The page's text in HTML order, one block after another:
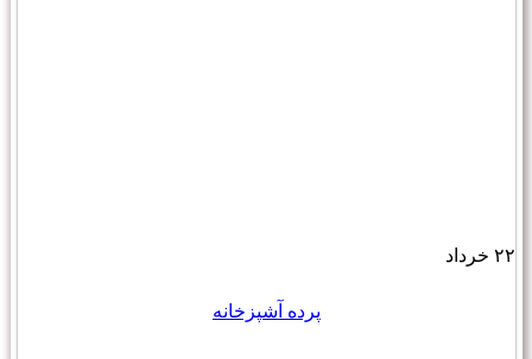
۲۲ خرداد
پرده آشپزخانه